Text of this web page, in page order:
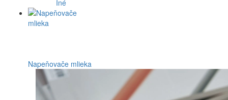
Iné
Napeňovače mlieka